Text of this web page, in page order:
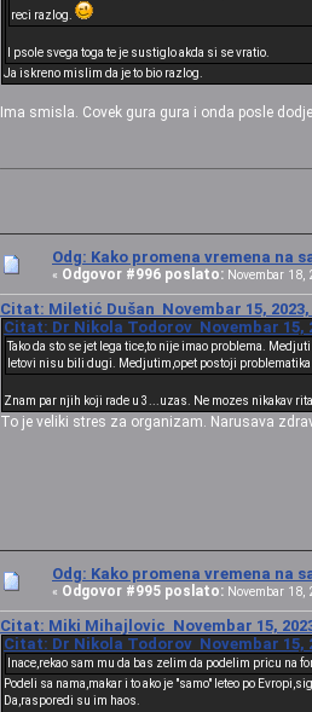
reci razlog.
I psole svega toga te je sustiglo akda si se vratio.
Ja iskreno mislim da je to bio razlog.
Ima smisla. Covek gura gura i onda posle
Odg: Kako promena vremena na
« Odgovor #996 poslato: Novembar 18,
Citat: Miletić Dušan Novembar 15, 2023,
Citat: Dr Nikola Todorov Novembar 15,
Tako da sto se jet lega tice,to nije imao problema.
letovi nisu bili dugi. Medjutim,opet postoji
Znam par njih koji rade u 3...uzas. Ne mozes nikakav
To je veliki stres za organizam. Narusava
Odg: Kako promena vremena na
« Odgovor #995 poslato: Novembar 18,
Citat: Miki Mihajlovic Novembar 15,
Citat: Dr Nikola Todorov Novembar 15,
Inace,rekao sam mu da bas zelim da podelim pricu na
Podeli sa nama,makar i to ako je "samo" leteo po
Da,rasporedi su im haos.